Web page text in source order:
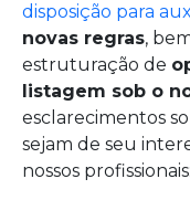
disposição para
novas regras,
estruturação de
listagem sob o
esclarecimentos
sejam de seu
nossos profissionais: